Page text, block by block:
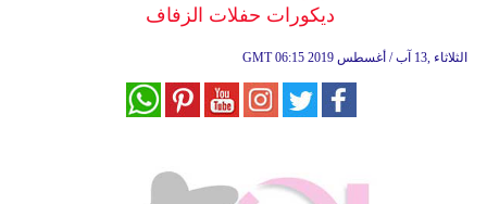
ديكورات حفلات الزفاف
GMT 06:15 2019 الثلاثاء ,13 آب / أغسطس